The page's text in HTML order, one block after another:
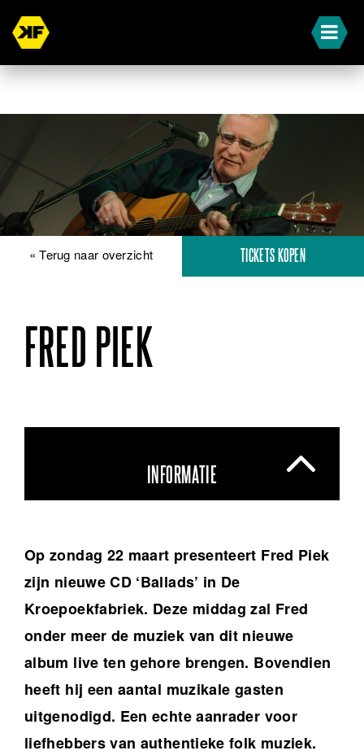
« Terug naar overzicht TICKETS KOPEN
FRED PIEK
INFORMATIE
Op zondag 22 maart presenteert Fred Piek
zijn nieuwe CD ‘Ballads’ in De
Kroepoekfabriek. Deze middag zal Fred
onder meer de muziek van dit nieuwe
album live ten gehore brengen. Bovendien
heeft hij een aantal muzikale gasten
uitgenodigd. Een echte aanrader voor
liefhebbers van authentieke folk muziek.